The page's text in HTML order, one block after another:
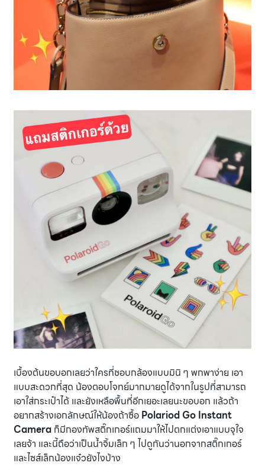
เบื้องต้นขอบอกเลยว่าใครที่ชอบกล้องแบบมินิ ๆ พกพาง่าย เอา
แบบสะดวกที่สุด น้องตอบโจทย์มากมายดูได้จากในรูปที่สามารถ
เอาใส่กระเป๋าได้ และยังเหลือพื้นที่อีกเยอะเลยนะขอบอก แล้วถ้า
อยากสร้างเอกลักษณ์ให้น้องถ้าซื้อ Polariod Go Instant
Camera ก็มีกองทัพสติ๊กเกอร์แถมมาให้ไปตกแต่งเอาแบบจุใจ
เลยจ้า และนี้ถือว่าเป็นน้ำจิ้มเล็ก ๆ ไปดูกันว่านอกจากสติ๊กเกอร์
และไซส์เล็กน้องแจ๋วยังไงบ้าง